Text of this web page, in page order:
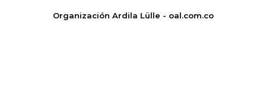
Organización Ardila Lülle - oal.com.co